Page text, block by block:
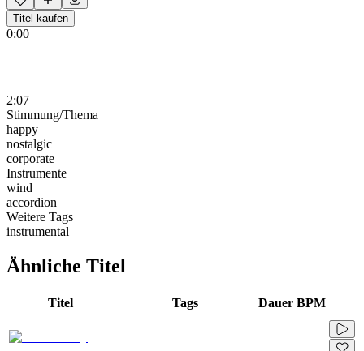
Titel kaufen
0:00
2:07
Stimmung/Thema
happy
nostalgic
corporate
Instrumente
wind
accordion
Weitere Tags
instrumental
Ähnliche Titel
Titel Tags Dauer BPM